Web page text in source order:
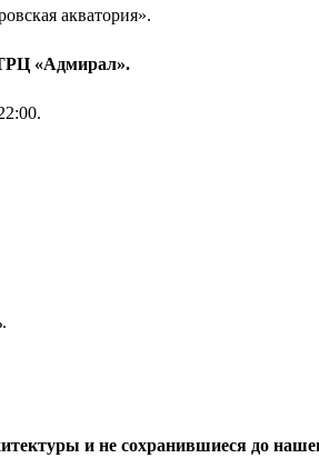
акватория».
«Адмирал».
и не сохранившиеся до